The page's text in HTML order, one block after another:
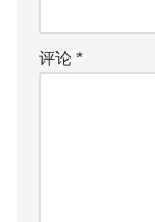
评论 *